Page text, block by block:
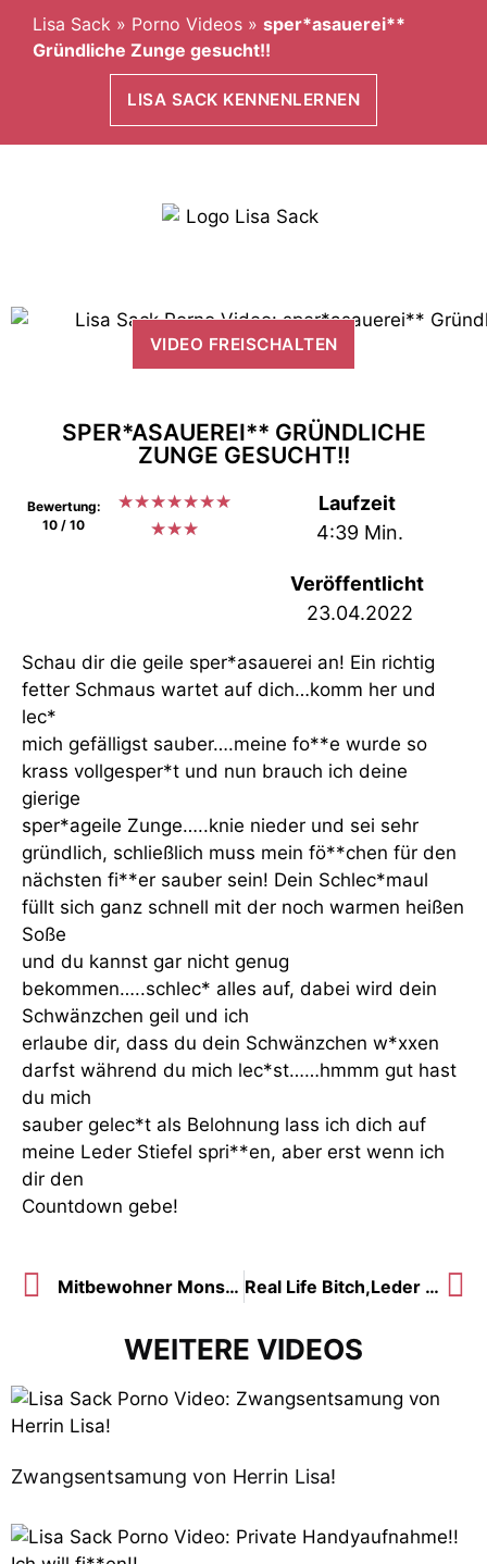
Lisa Sack » Porno Videos » sper*asauerei**
Gründliche Zunge gesucht!!
LISA SACK KENNENLERNEN
VIDEO FREISCHALTEN
SPER*ASAUEREI** GRÜNDLICHE
ZUNGE GESUCHT!!
Bewertung:
10 / 10
★★★★★★★
★★★
Laufzeit
4:39 Min.
Veröffentlicht
23.04.2022
Schau dir die geile sper*asauerei an! Ein richtig
fetter Schmaus wartet auf dich…komm her und
lec*
mich gefälligst sauber….meine fo**e wurde so
krass vollgesper*t und nun brauch ich deine
gierige
sper*ageile Zunge…..knie nieder und sei sehr
gründlich, schließlich muss mein fö**chen für den
nächsten fi**er sauber sein! Dein Schlec*maul
füllt sich ganz schnell mit der noch warmen heißen
Soße
und du kannst gar nicht genug
bekommen…..schlec* alles auf, dabei wird dein
Schwänzchen geil und ich
erlaube dir, dass du dein Schwänzchen w*xxen
darfst während du mich lec*st……hmmm gut hast
du mich
sauber gelec*t als Belohnung lass ich dich auf
meine Leder Stiefel spri**en, aber erst wenn ich
dir den
Countdown gebe!
Mitbewohner Monstersprizter aus den Eiern gemolken Real Life Bitch,Leder s*xpuppe für ONS nach der Party!
WEITERE VIDEOS
Zwangsentsamung von Herrin Lisa!